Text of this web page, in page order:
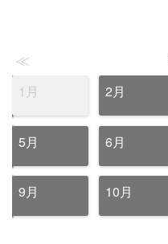
≪
1月 2月
5月 6月
9月 10月